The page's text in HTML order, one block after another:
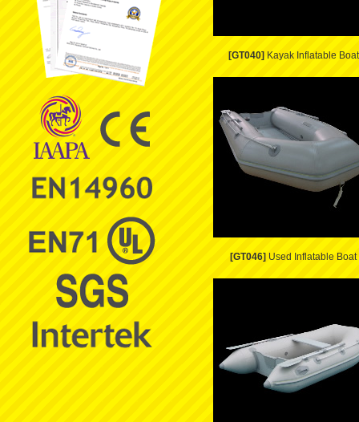
[GT040] Kayak Inflatable Boat
[GT046] Used Inflatable Boat